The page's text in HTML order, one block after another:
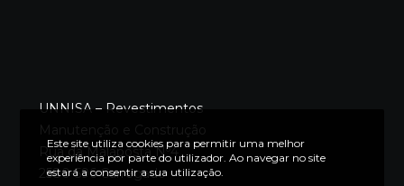
UNNISA – Revestimentos
Manutenção e Construção
Rua da Malaposta Nº4
2580-596 Carregado
Este site utiliza cookies para permitir uma melhor
experiência por parte do utilizador. Ao navegar no site
estará a consentir a sua utilização.